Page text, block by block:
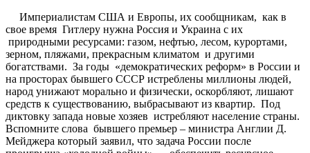
Империалистам США и Европы, их сообщникам, как в
свое время Гитлеру нужна Россия и Украина с их
природными ресурсами: газом, нефтью, лесом, курортами,
зерном, пляжами, прекрасным климатом и другими
богатствами. За годы «демократических реформ» в России и
на просторах бывшего СССР истреблены миллионы людей,
народ унижают морально и физически, оскорбляют, лишают
средств к существованию, выбрасывают из квартир. Под
диктовку запада новые хозяев истребляют население страны.
Вспомните слова бывшего премьер – министра Англии Д.
Мейджера который заявил, что задача России после